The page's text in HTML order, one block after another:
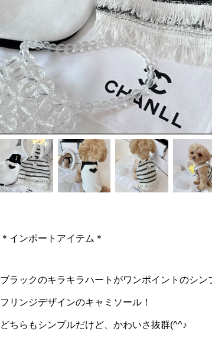
＊インポートアイテム＊
ブラックのキラキラハートがワンポイントのシン
フリンジデザインのキャミソール！
どちらもシンプルだけど、かわいさ抜群(^^♪